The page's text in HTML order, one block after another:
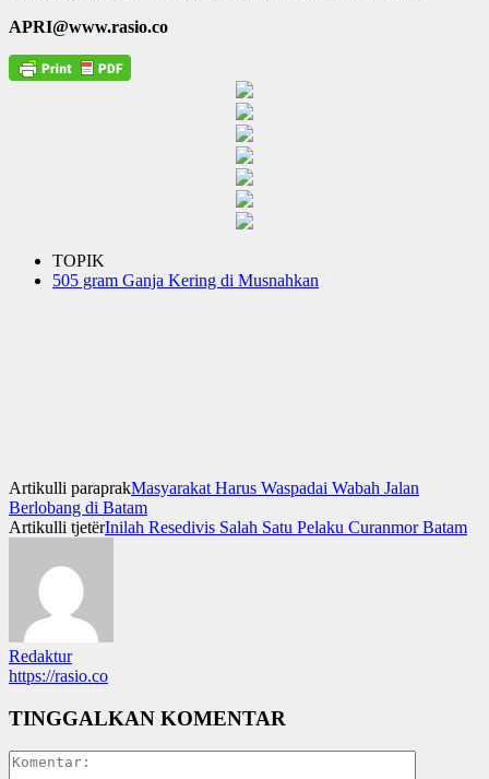
APRI@www.rasio.co
TOPIK
505 gram Ganja Kering di Musnahkan
Artikulli paraprakMasyarakat Harus Waspadai Wabah Jalan
Berlobang di Batam
Artikulli tjetërInilah Resedivis Salah Satu Pelaku Curanmor Batam
Redaktur
https://rasio.co
TINGGALKAN KOMENTAR